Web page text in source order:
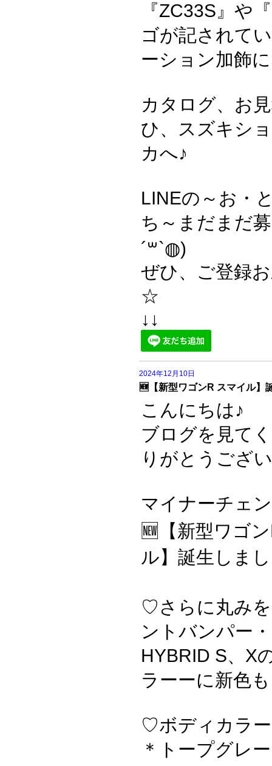
『ZC33S』や
ゴが記されて
ーション加飾
カタログ、お
ひ、スズキシ
カへ♪
LINEの～お・
ち～まだまだ
´꒳`◍)
ぜひ、ご登録
☆
↓↓
2024年12月10日
🆕【新型ワゴンR スマイル】
こんにちは♪
ブログを見て
りがとうござ
マイナーチェ
🆕【新型ワゴ
ル】誕生しまし
♡さらに丸み
ントバンパー
HYBRID S、X
ラーーに新色
♡ボディカラ
＊トープグレ